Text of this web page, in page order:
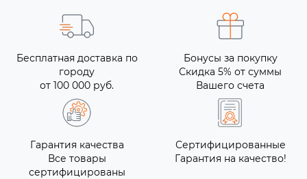
Бесплатная доставка по
городу
от 100 000 руб.
Бонусы за покупку
Скидка 5% от суммы
Вашего счета
Гарантия качества
Все товары
сертифицированы
Сертифицированные
Гарантия на качество!